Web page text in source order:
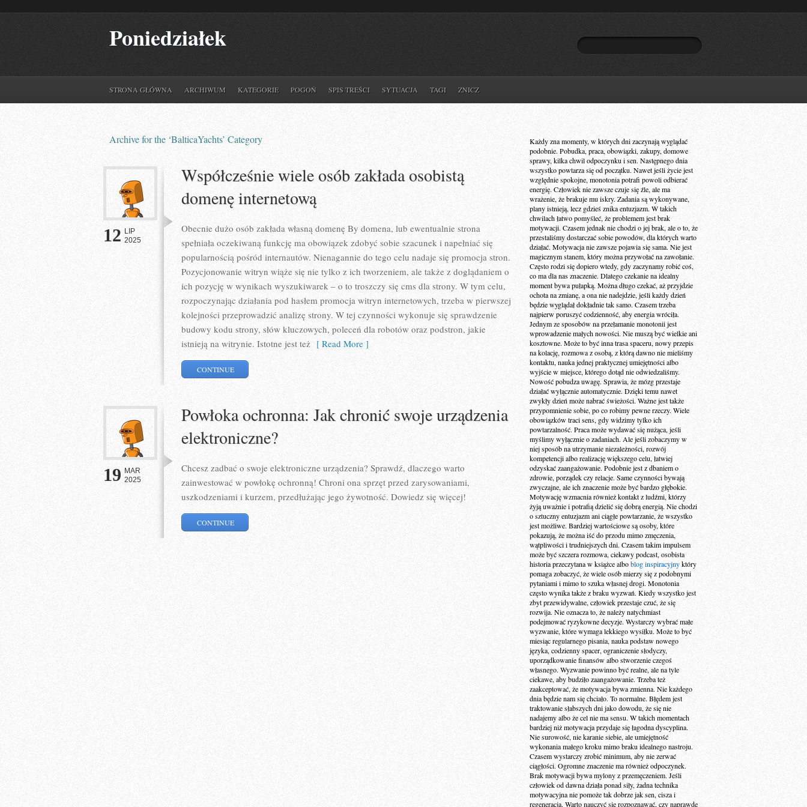
Poniedziałek
STRONA GŁÓWNA ARCHIWUM KATEGORIE POGOŃ SPIS TREŚCI SYTUACJA TAGI ZNICZ
Archive for the ‘BalticaYachts’ Category
12 LIP
2025
Współcześnie wiele osób zakłada osobistą
domenę internetową
Obecnie dużo osób zakłada własną domenę By domena, lub ewentualnie strona
spełniała oczekiwaną funkcję ma obowiązek zdobyć sobie szacunek i napełniać się
popularnością pośród internautów. Nienagannie do tego celu nadaje się promocja stron.
Pozycjonowanie witryn wiąże się nie tylko z ich tworzeniem, ale także z doglądaniem o
ich pozycję w wynikach wyszukiwarek – o to troszczy się cms dla strony. W tym celu,
rozpoczynając działania pod hasłem promocja witryn internetowych, trzeba w pierwszej
kolejności przeprowadzić analizę strony. W tej czynności wykonuje się sprawdzenie
budowy kodu strony, słów kluczowych, poleceń dla robotów oraz podstron, jakie
istnieją na witrynie. Istotne jest też [ Read More ]
CONTINUE
19 MAR
2025
Powłoka ochronna: Jak chronić swoje urządzenia
elektroniczne?
Chcesz zadbać o swoje elektroniczne urządzenia? Sprawdź, dlaczego warto
zainwestować w powłokę ochronną! Chroni ona sprzęt przed zarysowaniami,
uszkodzeniami i kurzem, przedłużając jego żywotność. Dowiedz się więcej!
CONTINUE
Każdy zna momenty, w których dni zaczynają wyglądać
podobnie. Pobudka, praca, obowiązki, zakupy, domowe
sprawy, kilka chwil odpoczynku i sen. Następnego dnia
wszystko powtarza się od początku. Nawet jeśli życie jest
względnie spokojne, monotonia potrafi powoli odbierać
energię. Człowiek nie zawsze czuje się źle, ale ma
wrażenie, że brakuje mu iskry. Zadania są wykonywane,
plany istnieją, lecz gdzieś znika entuzjazm. W takich
chwilach łatwo pomyśleć, że problemem jest brak
motywacji. Czasem jednak nie chodzi o jej brak, ale o to, że
przestaliśmy dostarczać sobie powodów, dla których warto
działać. Motywacja nie zawsze pojawia się sama. Nie jest
magicznym stanem, który można przywołać na zawołanie.
Często rodzi się dopiero wtedy, gdy zaczynamy robić coś,
co ma dla nas znaczenie. Dlatego czekanie na idealny
moment bywa pułapką. Można długo czekać, aż przyjdzie
ochota na zmianę, a ona nie nadejdzie, jeśli każdy dzień
będzie wyglądał dokładnie tak samo. Czasem trzeba
najpierw poruszyć codzienność, aby energia wróciła.
Jednym ze sposobów na przełamanie monotonii jest
wprowadzenie małych nowości. Nie muszą być wielkie ani
kosztowne. Może to być inna trasa spaceru, nowy przepis
na kolację, rozmowa z osobą, z którą dawno nie mieliśmy
kontaktu, nauka jednej praktycznej umiejętności albo
wyjście w miejsce, którego dotąd nie odwiedzaliśmy.
Nowość pobudza uwagę. Sprawia, że mózg przestaje
działać wyłącznie automatycznie. Dzięki temu nawet
zwykły dzień może nabrać świeżości. Ważne jest także
przypomnienie sobie, po co robimy pewne rzeczy. Wiele
obowiązków traci sens, gdy widzimy tylko ich
powtarzalność. Praca może wydawać się nużąca, jeśli
myślimy wyłącznie o zadaniach. Ale jeśli zobaczymy w
niej sposób na utrzymanie niezależności, rozwój
kompetencji albo realizację większego celu, łatwiej
odzyskać zaangażowanie. Podobnie jest z dbaniem o
zdrowie, porządek czy relacje. Same czynności bywają
zwyczajne, ale ich znaczenie może być bardzo głębokie.
Motywację wzmacnia również kontakt z ludźmi, którzy
żyją uważnie i potrafią dzielić się dobrą energią. Nie chodzi
o sztuczny entuzjazm ani ciągłe powtarzanie, że wszystko
jest możliwe. Bardziej wartościowe są osoby, które
pokazują, że można iść do przodu mimo zmęczenia,
wątpliwości i trudniejszych dni. Czasem takim impulsem
może być szczera rozmowa, ciekawy podcast, osobista
historia przeczytana w książce alboblog inspiracyjnyktóry
pomaga zobaczyć, że wiele osób mierzy się z podobnymi
pytaniami i mimo to szuka własnej drogi. Monotonia
często wynika także z braku wyzwań. Kiedy wszystko jest
zbyt przewidywalne, człowiek przestaje czuć, że się
rozwija. Nie oznacza to, że należy natychmiast
podejmować ryzykowne decyzje. Wystarczy wybrać małe
wyzwanie, które wymaga lekkiego wysiłku. Może to być
miesiąc regularnego pisania, nauka podstaw nowego
języka, codzienny spacer, ograniczenie słodyczy,
uporządkowanie finansów albo stworzenie czegoś
własnego. Wyzwanie powinno być realne, ale na tyle
ciekawe, aby budziło zaangażowanie. Trzeba też
zaakceptować, że motywacja bywa zmienna. Nie każdego
dnia będzie nam się chciało. To normalne. Błędem jest
traktowanie słabszych dni jako dowodu, że się nie
nadajemy albo że cel nie ma sensu. W takich momentach
bardziej niż motywacja przydaje się łagodna dyscyplina.
Nie surowość, nie karanie siebie, ale umiejętność
wykonania małego kroku mimo braku idealnego nastroju.
Czasem wystarczy zrobić minimum, aby nie zerwać
ciągłości. Ogromne znaczenie ma również odpoczynek.
Brak motywacji bywa mylony z przemęczeniem. Jeśli
człowiek od dawna działa ponad siły, żadna technika
motywacyjna nie pomoże tak dobrze jak sen, cisza i
regeneracja. Warto nauczyć się rozpoznawać, czy naprawdę